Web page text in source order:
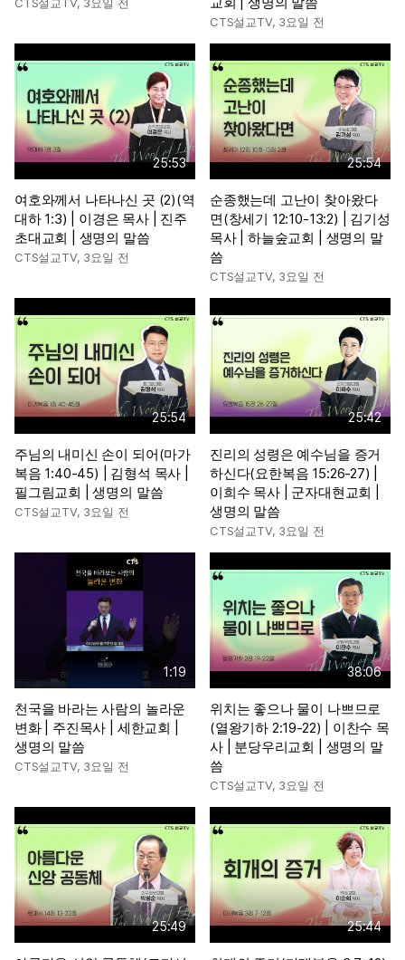
CTS설교TV, 3요일 전
25:53
여호와께서 나타나신 곳 (2)(역
대하 1:3) | 이경은 목사 | 진주
초대교회 | 생명의 말씀
CTS설교TV, 3요일 전
25:54
순종했는데 고난이 찾아왔다
면(창세기 12:10-13:2) | 김기성
목사 | 하늘숲교회 | 생명의 말
씀
CTS설교TV, 3요일 전
25:54
주님의 내미신 손이 되어(마가
복음 1:40-45) | 김형석 목사 |
필그림교회 | 생명의 말씀
CTS설교TV, 3요일 전
25:42
진리의 성령은 예수님을 증거
하신다(요한복음 15:26-27) |
이희수 목사 | 군자대현교회 |
생명의 말씀
CTS설교TV, 3요일 전
1:19
천국을 바라는 사람의 놀라운
변화 | 주진목사 | 세한교회 |
생명의 말씀
CTS설교TV, 3요일 전
38:06
위치는 좋으나 물이 나쁘므로
(열왕기하 2:19-22) | 이찬수 목
사 | 분당우리교회 | 생명의 말
씀
CTS설교TV, 3요일 전
25:49 25:44